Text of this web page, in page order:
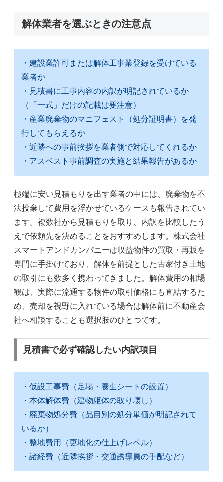
解体業者を選ぶときの注意点
・建設業許可または解体工事業登録を受けている
業者か
・見積書に工事内容の内訳が明記されているか
（「一式」だけの記載は要注意）
・産業廃棄物のマニフェスト（処分証明書）を発
行してもらえるか
・近隣への事前挨拶を業者側で対応してくれるか
・アスベスト事前調査の実施と結果報告があるか
極端に安い見積もりを出す業者の中には、廃棄物を不
法投棄して費用を浮かせているケースも報告されてい
ます。複数社から見積もりを取り、内訳を比較したう
えで依頼先を決めることをおすすめします。株式会社
スマートアンドカンパニーは収益物件の買取・再販を
専門に手掛けており、解体を前提とした古家付き土地
の取引にも数多く携わってきました。解体費用の相場
観は、実際に流通する物件の取引価格にも直結するた
め、売却を視野に入れている場合は解体前に不動産会
社へ相談することも選択肢のひとつです。
見積書で必ず確認したい内訳項目
・仮設工事費（足場・養生シートの設置）
・本体解体費（建物躯体の取り壊し）
・廃棄物処分費（品目別の処分単価が明記されて
いるか）
・整地費用（更地化の仕上げレベル）
・諸経費（近隣挨拶・交通誘導員の手配など）